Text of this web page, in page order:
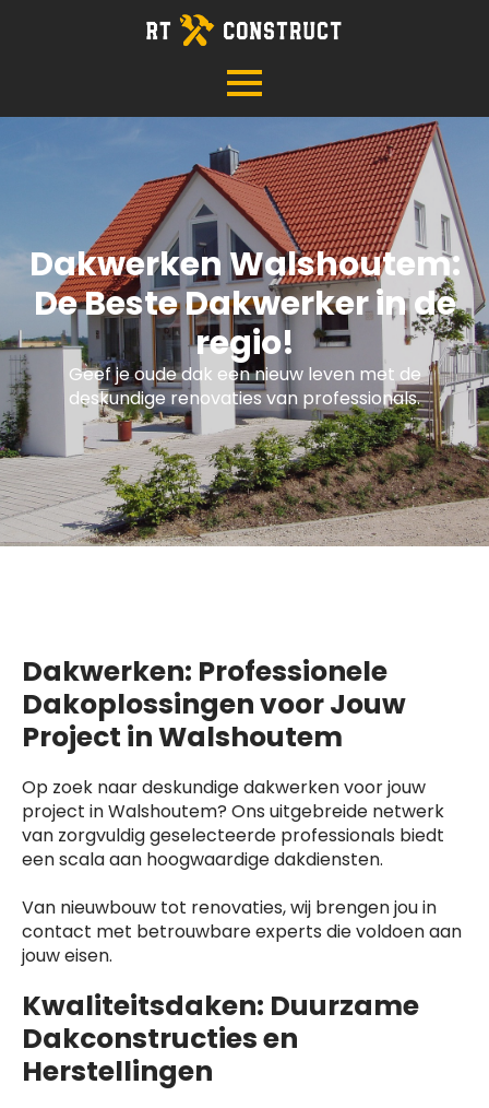
Dakwerken Walshoutem:
De Beste Dakwerker in de
regio!
Geef je oude dak een nieuw leven met de
deskundige renovaties van professionals.
Dakwerken: Professionele
Dakoplossingen voor Jouw
Project in Walshoutem
Op zoek naar deskundige dakwerken voor jouw
project in Walshoutem? Ons uitgebreide netwerk
van zorgvuldig geselecteerde professionals biedt
een scala aan hoogwaardige dakdiensten.
Van nieuwbouw tot renovaties, wij brengen jou in
contact met betrouwbare experts die voldoen aan
jouw eisen.
Kwaliteitsdaken: Duurzame
Dakconstructies en
Herstellingen